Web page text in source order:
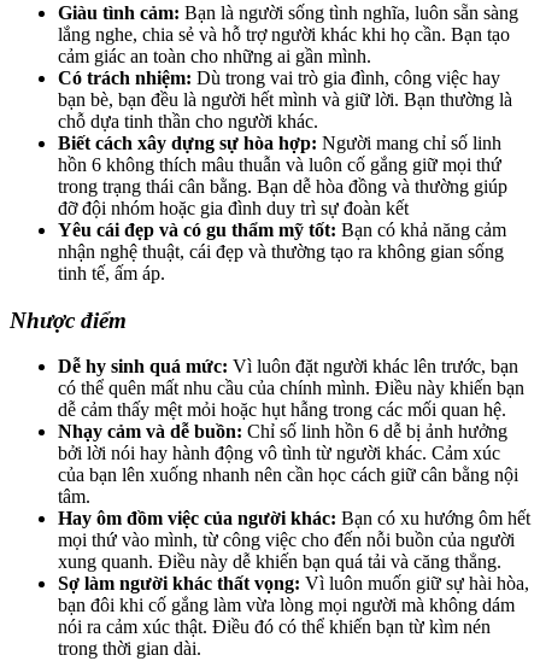
Giàu tình cảm: Bạn là người sống tình nghĩa, luôn sẵn sàng
lắng nghe, chia sẻ và hỗ trợ người khác khi họ cần. Bạn tạo
cảm giác an toàn cho những ai gần mình.
Có trách nhiệm: Dù trong vai trò gia đình, công việc hay
bạn bè, bạn đều là người hết mình và giữ lời. Bạn thường là
chỗ dựa tinh thần cho người khác.
Biết cách xây dựng sự hòa hợp: Người mang chỉ số linh
hồn 6 không thích mâu thuẫn và luôn cố gắng giữ mọi thứ
trong trạng thái cân bằng. Bạn dễ hòa đồng và thường giúp
đỡ đội nhóm hoặc gia đình duy trì sự đoàn kết
Yêu cái đẹp và có gu thẩm mỹ tốt: Bạn có khả năng cảm
nhận nghệ thuật, cái đẹp và thường tạo ra không gian sống
tinh tế, ấm áp.
Nhược điểm
Dễ hy sinh quá mức: Vì luôn đặt người khác lên trước, bạn
có thể quên mất nhu cầu của chính mình. Điều này khiến bạn
dễ cảm thấy mệt mỏi hoặc hụt hẫng trong các mối quan hệ.
Nhạy cảm và dễ buồn: Chỉ số linh hồn 6 dễ bị ảnh hưởng
bởi lời nói hay hành động vô tình từ người khác. Cảm xúc
của bạn lên xuống nhanh nên cần học cách giữ cân bằng nội
tâm.
Hay ôm đồm việc của người khác: Bạn có xu hướng ôm hết
mọi thứ vào mình, từ công việc cho đến nỗi buồn của người
xung quanh. Điều này dễ khiến bạn quá tải và căng thẳng.
Sợ làm người khác thất vọng: Vì luôn muốn giữ sự hài hòa,
bạn đôi khi cố gắng làm vừa lòng mọi người mà không dám
nói ra cảm xúc thật. Điều đó có thể khiến bạn từ kìm nén
trong thời gian dài.